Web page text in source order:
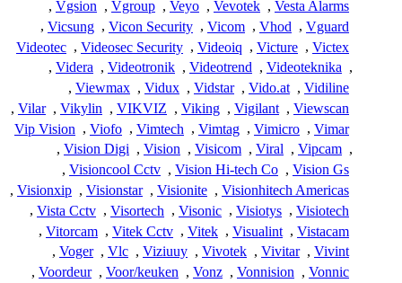
Vesta Alarms
,
Vevotek
,
Veyo
,
Vgroup
,
Vgsion
,
Vguard
,
Vhod
,
Vicom
,
Vicon Security
,
Vicsung
,
Victex
,
Victure
,
Videoiq
,
Videosec Security
,
Videotec
,
Videoteknika
,
Videotrend
,
Videotronik
,
Videra
,
Vidiline
,
Vido.at
,
Vidstar
,
Vidux
,
Viewmax
,
Viewscan
,
Vigilant
,
Viking
,
VIKVIZ
,
Vikylin
,
Vilar
,
Vimar
,
Vimicro
,
Vimtag
,
Vimtech
,
Viofo
,
Vip Vision
,
Vipcam
,
Viral
,
Visicom
,
Vision
,
Vision Digi
,
Vision Gs
,
Vision Hi-tech Co
,
Visioncool Cctv
,
Visionhitech Americas
,
Visionite
,
Visionstar
,
Visionxip
,
Visiotech
,
Visiotys
,
Visonic
,
Visortech
,
Vista Cctv
,
Vistacam
,
Visualint
,
Vitek
,
Vitek Cctv
,
Vitorcam
,
Vivint
,
Vivitar
,
Vivotek
,
Viziuuy
,
Vlc
,
Voger
,
Vonnic
,
Vonnision
,
Vonz
,
Voor/keuken
,
Voordeur
,